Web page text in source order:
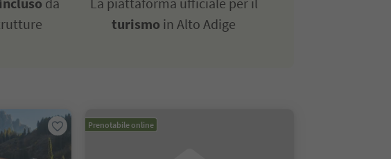
turismo in Alto Adige
Prenotabile online